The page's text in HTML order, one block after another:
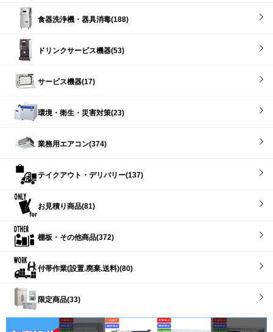
食器洗浄機・器具消毒(188)
ドリンクサービス機器(53)
サービス機器(17)
環境・衛生・災害対策(23)
業務用エアコン(374)
テイクアウト・デリバリー(137)
お見積り商品(81)
棚板・その他商品(372)
付帯作業(設置.廃棄.送料)(80)
限定商品(33)